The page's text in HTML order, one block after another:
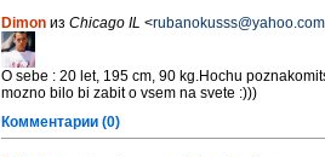
Dimon из Chicago IL <rubanokusss@yahoo.com
O sebe : 20 let, 195 cm, 90 kg.Hochu
mozno bilo bi zabit o vsem na svete :)))
Комментарии (0)